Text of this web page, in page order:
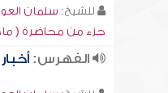
للشيخ: سلمان
جزء من محاضرة (
الفهرس: